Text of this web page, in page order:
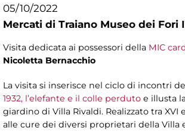
05/10/2022
Mercati di Traiano Museo dei Fori
Visita dedicata ai possessori della MIC
Nicoletta Bernacchio
La visita si inserisce nel ciclo di incontri
1932, l’elefante e il colle perduto e illusta
giardino di Villa Rivaldi. Realizzato tra XVI
alle cure dei diversi proprietari della Villa